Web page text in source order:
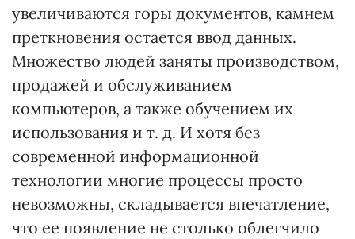
увеличиваются горы документов, камнем
преткновения остается ввод данных.
Множество людей заняты производством,
продажей и обслуживанием
компьютеров, а также обучением их
использования и т. д. И хотя без
современной информационной
технологии многие процессы просто
невозможны, складывается впечатление,
что ее появление не столько облегчило